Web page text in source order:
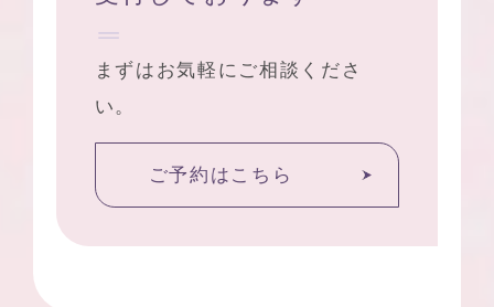
まずはお気軽にご相談くださ
い。
ご予約はこちら